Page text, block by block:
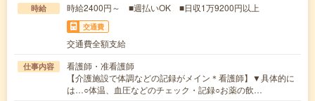
時給 時給2400円～ ■週払いOK ■日収1万9200円以上
交通費
交通費全額支給
仕事内容
看護師・准看護師
【介護施設で体調などの記録がメイン＊看護師】▼具体的に
は…○体温、血圧などのチェック・記録○お薬の飲…